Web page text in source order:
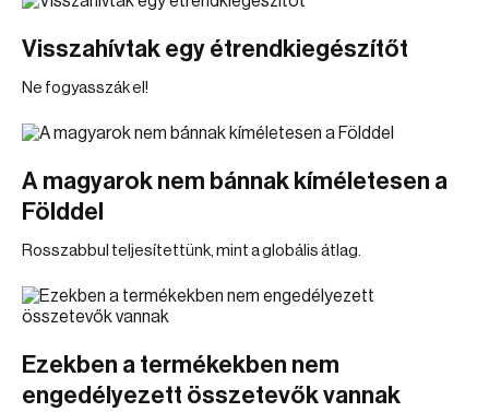
Visszahívtak egy étrendkiegészítőt
Ne fogyasszák el!
A magyarok nem bánnak kíméletesen a
Földdel
Rosszabbul teljesítettünk, mint a globális átlag.
Ezekben a termékekben nem
engedélyezett összetevők vannak